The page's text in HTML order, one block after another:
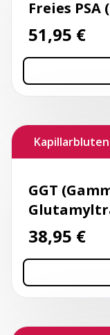
Freies PSA
51,95 €
GGT
38,95 €